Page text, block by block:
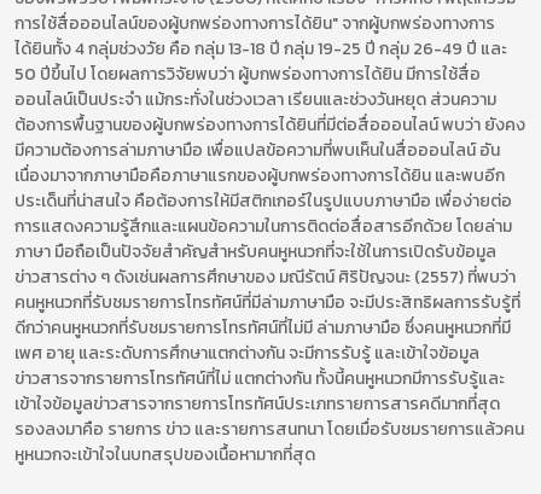
การใช้สื่อออนไลน์ของผู้บกพร่องทางการได้ยิน" จากผู้บกพร่องทางการ
ได้ยินทั้ง 4 กลุ่มช่วงวัย คือ กลุ่ม 13-18 ปี กลุ่ม 19-25 ปี กลุ่ม 26-49 ปี และ
50 ปีขึ้นไป โดยผลการวิจัยพบว่า ผู้บกพร่องทางการได้ยิน มีการใช้สื่อ
ออนไลน์เป็นประจำ แม้กระทั่งในช่วงเวลา เรียนและช่วงวันหยุด ส่วนความ
ต้องการพื้นฐานของผู้บกพร่องทางการได้ยินที่มีต่อสื่อออนไลน์ พบว่า ยังคง
มีความต้องการล่ามภาษามือ เพื่อแปลข้อความที่พบเห็นในสื่อออนไลน์ อัน
เนื่องมาจากภาษามือคือภาษาแรกของผู้บกพร่องทางการได้ยิน และพบอีก
ประเด็นที่น่าสนใจ คือต้องการให้มีสติกเกอร์ในรูปแบบภาษามือ เพื่อง่ายต่อ
การแสดงความรู้สึกและแผนข้อความในการติดต่อสื่อสารอีกด้วย โดยล่าม
ภาษา มือถือเป็นปัจจัยสำคัญสำหรับคนหูหนวกที่จะใช้ในการเปิดรับข้อมูล
ข่าวสารต่าง ๆ ดังเช่นผลการศึกษาของ มณีรัตน์ ศิริปัญจนะ (2557) ที่พบว่า
คนหูหนวกที่รับชมรายการโทรทัศน์ที่มีล่ามภาษามือ จะมีประสิทธิผลการรับรู้ที่
ดีกว่าคนหูหนวกที่รับชมรายการโทรทัศน์ที่ไม่มี ล่ามภาษามือ ซึ่งคนหูหนวกที่มี
เพศ อายุ และระดับการศึกษาแตกต่างกัน จะมีการรับรู้ และเข้าใจข้อมูล
ข่าวสารจากรายการโทรทัศน์ที่ไม่ แตกต่างกัน ทั้งนี้คนหูหนวกมีการรับรู้และ
เข้าใจข้อมูลข่าวสารจากรายการโทรทัศน์ประเภทรายการสารคดีมากที่สุด
รองลงมาคือ รายการ ข่าว และรายการสนทนา โดยเมื่อรับชมรายการแล้วคน
หูหนวกจะเข้าใจในบทสรุปของเนื้อหามากที่สุด